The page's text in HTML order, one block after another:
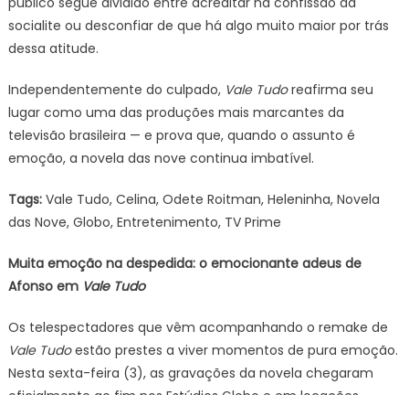
socialite ou desconfiar de que há algo muito maior por trás
dessa atitude.
Independentemente do culpado, Vale Tudoreafirma seu
lugar como uma das produções mais marcantes da
televisão brasileira — e prova que, quando o assunto é
emoção, a novela das nove continua imbatível.
Tags:Vale Tudo, Celina, Odete Roitman, Heleninha, Novela
das Nove, Globo, Entretenimento, TV Prime
Muita emoção na despedida: o emocionante adeus de
Afonso em Vale Tudo
Os telespectadores que vêm acompanhando o remake de
Vale Tudoestão prestes a viver momentos de pura emoção.
Nesta sexta-feira (3), as gravações da novela chegaram